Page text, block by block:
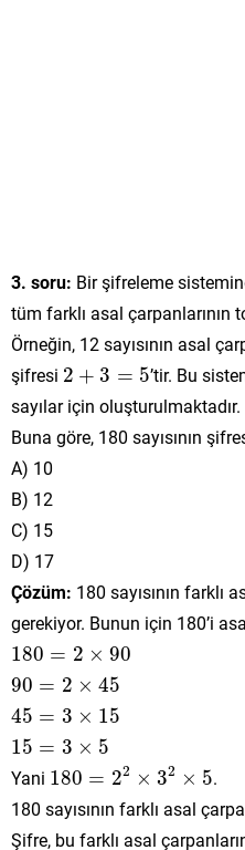
3. soru: Bir şifreleme
tüm farklı asal çarpanlarının
Örneğin, 12 sayısının asal
şifresi 2 + 3 = 5
2 + =
’tir. Bu
sayılar için oluşturulmaktadır.
Buna göre, 180 sayısının
A) 10
B) 12
C) 15
D) 17
Çözüm: 180 sayısının farklı
gerekiyor. Bunun için 180’i
180 = 2 × 90
180 × 90
90 = 2 × 45
90 ×45
45 = 3 × 15
45 ×15
15 = 3 × 5
15 ×5
Yani 180 = 22 × 32 × 5
180 2× ×5
.
180 sayısının farklı asal
Şifre, bu farklı asal